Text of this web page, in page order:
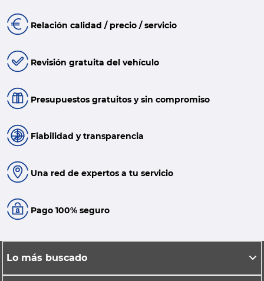
Relación calidad / precio / servicio
Revisión gratuita del vehículo
Presupuestos gratuitos y sin compromiso
Fiabilidad y transparencia
Una red de expertos a tu servicio
Pago 100% seguro
Lo más buscado